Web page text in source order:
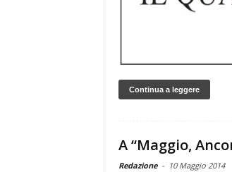
Continua a leggere
A “Maggio,
Redazione - 10 Maggio 2014